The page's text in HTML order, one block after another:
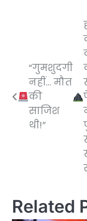
navigation
“गुमशुदगी
नहीं… मौत
की
साजिश
थी!”
Related